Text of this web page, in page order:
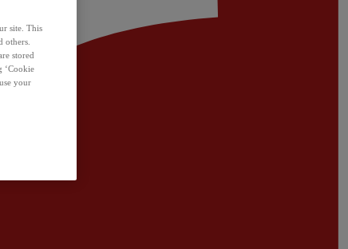
site. This
others.
stored
‘Cookie
your